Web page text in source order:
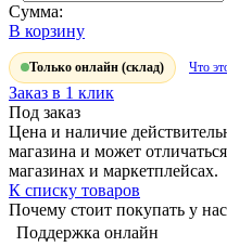
Сумма:
В корзину
Только онлайн (склад) Что
Заказ в 1 клик
Под заказ
Цена и наличие
магазина и может
магазинах и маркетплейсах.
К списку товаров
Почему стоит покупать у нас
Поддержка онлайн